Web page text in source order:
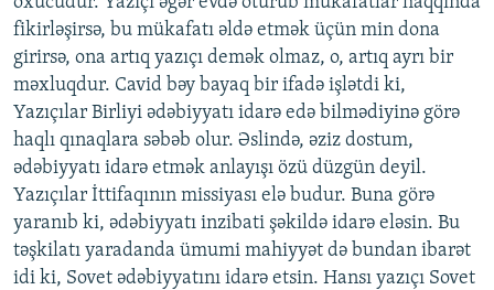
fikirləşirsə, bu mükafatı əldə etmək üçün min dona
girirsə, ona artıq yazıçı demək olmaz, o, artıq ayrı bir
məxluqdur. Cavid bəy bayaq bir ifadə işlətdi ki,
Yazıçılar Birliyi ədəbiyyatı idarə edə bilmədiyinə görə
haqlı qınaqlara səbəb olur. Əslində, əziz dostum,
ədəbiyyatı idarə etmək anlayışı özü düzgün deyil.
Yazıçılar İttifaqının missiyası elə budur. Buna görə
yaranıb ki, ədəbiyyatı inzibati şəkildə idarə eləsin. Bu
təşkilatı yaradanda ümumi mahiyyət də bundan ibarət
idi ki, Sovet ədəbiyyatını idarə etsin. Hansı yazıçı Sovet